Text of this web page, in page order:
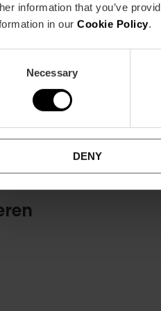
information that you’ve
in our Cookie Policy.
Necessary
DENY